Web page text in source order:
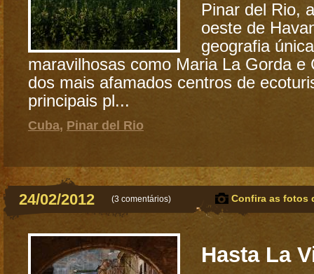
Pinar del Rio,
oeste de
geografia
maravilhosas como Maria La Gorda e
dos mais afamados centros de
principais pl...
Cuba, Pinar del Rio
24/02/2012 (3 comentários) Confira as fotos
Hasta La